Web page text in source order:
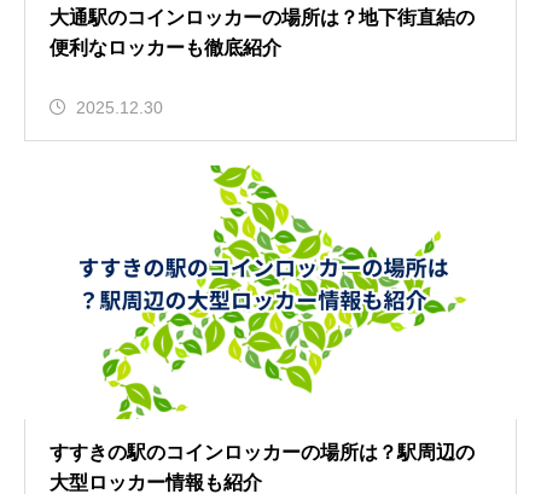
大通駅のコインロッカーの場所は？地下街直結の
便利なロッカーも徹底紹介
2025.12.30
すすきの駅のコインロッカーの場所は？駅周辺の
大型ロッカー情報も紹介